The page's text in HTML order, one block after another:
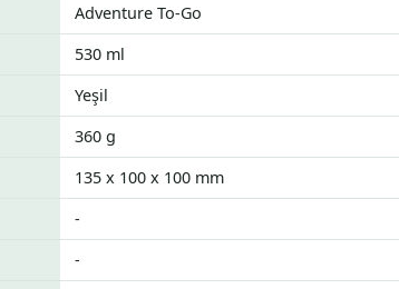
Adventure To-Go
530 ml
Yeşil
360 g
135 x 100 x 100 mm
-
-